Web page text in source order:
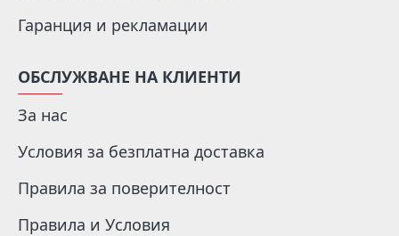
Гаранция и рекламации
ОБСЛУЖВАНЕ НА КЛИЕНТИ
За нас
Условия за безплатна доставка
Правила за поверителност
Правила и Условия